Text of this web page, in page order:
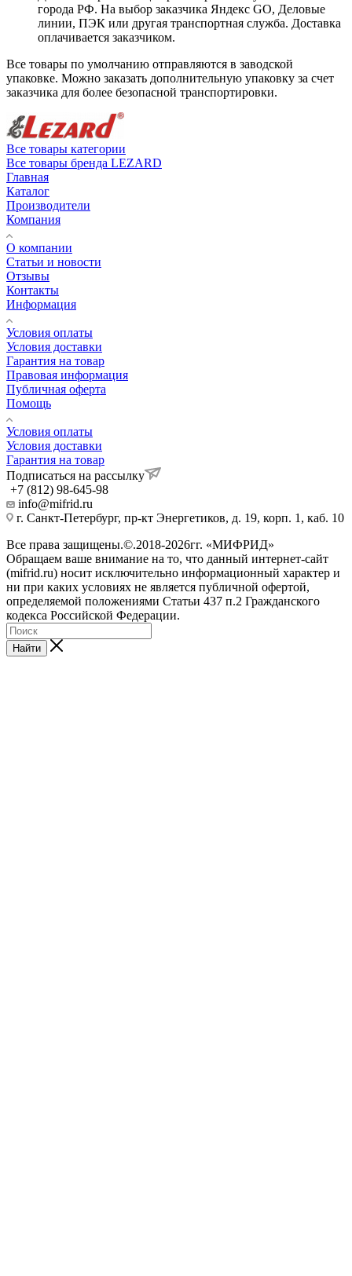
города РФ. На выбор заказчика Яндекс GO, Деловые
линии, ПЭК или другая транспортная служба. Доставка
оплачивается заказчиком.
Все товары по умолчанию отправляются в заводской
упаковке. Можно заказать дополнительную упаковку за счет
заказчика для более безопасной транспортировки.
Все товары категории
Все товары бренда LEZARD
Главная
Каталог
Производители
Компания
О компании
Статьи и новости
Отзывы
Контакты
Информация
Условия оплаты
Условия доставки
Гарантия на товар
Правовая информация
Публичная оферта
Помощь
Условия оплаты
Условия доставки
Гарантия на товар
Подписаться на рассылку
+7 (812) 98-645-98
info@mifrid.ru
г. Санкт-Петербург, пр-кт Энергетиков, д. 19, корп. 1, каб. 10
Все права защищены.©.2018-2026гг. «МИФРИД»
Обращаем ваше внимание на то, что данный интернет-сайт
(mifrid.ru) носит исключительно информационный характер и
ни при каких условиях не является публичной офертой,
определяемой положениями Статьи 437 п.2 Гражданского
кодекса Российской Федерации.
Найти